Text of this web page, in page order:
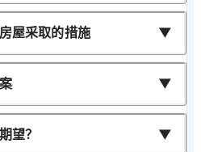
屋采取的措施
望？